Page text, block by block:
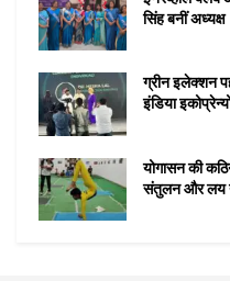
सिंह बनीं अध्यक्ष
ग्रीन इलेक्शन
इंडिया
योगासन की
संतुलन और लय